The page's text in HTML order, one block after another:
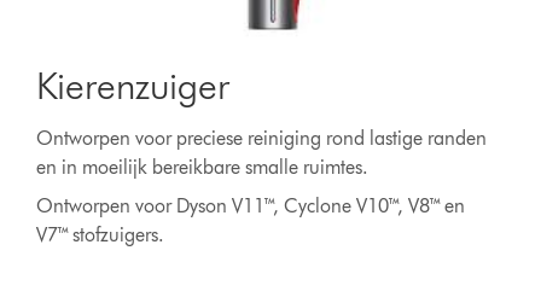
Kierenzuiger
Ontworpen voor preciese reiniging rond lastige randen
en in moeilijk bereikbare smalle ruimtes.
Ontworpen voor Dyson V11™, Cyclone V10™, V8™ en
V7™ stofzuigers.